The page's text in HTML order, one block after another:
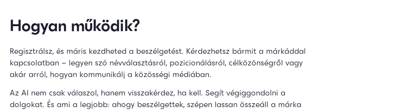
Hogyan működik?
Regisztrálsz, és máris kezdheted a beszélgetést. Kérdezhetsz bármit a márkáddal
kapcsolatban – legyen szó névválasztásról, pozicionálásról, célközönségről vagy
akár arról, hogyan kommunikálj a közösségi médiában.
Az AI nem csak válaszol, hanem visszakérdez, ha kell. Segít végiggondolni a
dolgokat. És ami a legjobb: ahogy beszélgettek, szépen lassan összeáll a márka